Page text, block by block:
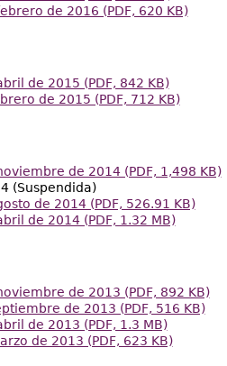
de 2016 (PDF, 620 KB)
de 2015 (PDF, 842 KB)
de 2015 (PDF, 712 KB)
de 2014 (PDF, 1,498 KB)
(Suspendida)
de 2014 (PDF, 526.91 KB)
de 2014 (PDF, 1.32 MB)
de 2013 (PDF, 892 KB)
de 2013 (PDF, 516 KB)
de 2013 (PDF, 1.3 MB)
de 2013 (PDF, 623 KB)